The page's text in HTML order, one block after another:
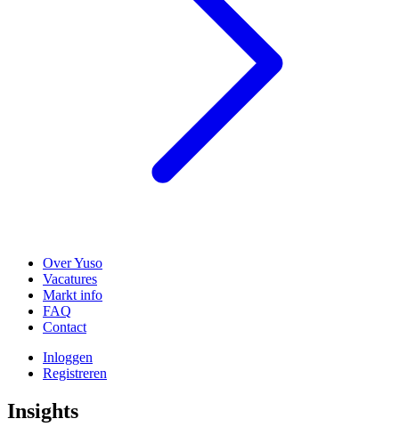
Over Yuso
Vacatures
Markt info
FAQ
Contact
Inloggen
Registreren
Insights